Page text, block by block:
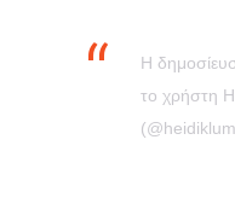
Η
το χρήστη